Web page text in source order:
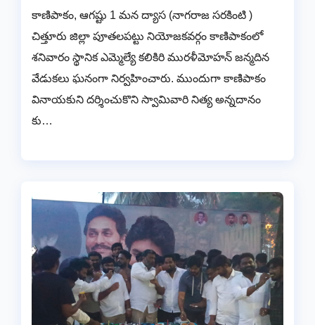
కాణిపాకం, ఆగష్టు 1 మన ద్యాస (నాగరాజ సరకింటి )
చిత్తూరు జిల్లా పూతలపట్టు నియోజకవర్గం కాణిపాకంలో
శనివారం స్థానిక ఎమ్మెల్యే కలికిరి మురళీమోహన్ జన్మదిన
వేడుకలు ఘనంగా నిర్వహించారు. ముందుగా కాణిపాకం
వినాయకుని దర్శించుకొని స్వామివారి నిత్య అన్నదానం
కు…